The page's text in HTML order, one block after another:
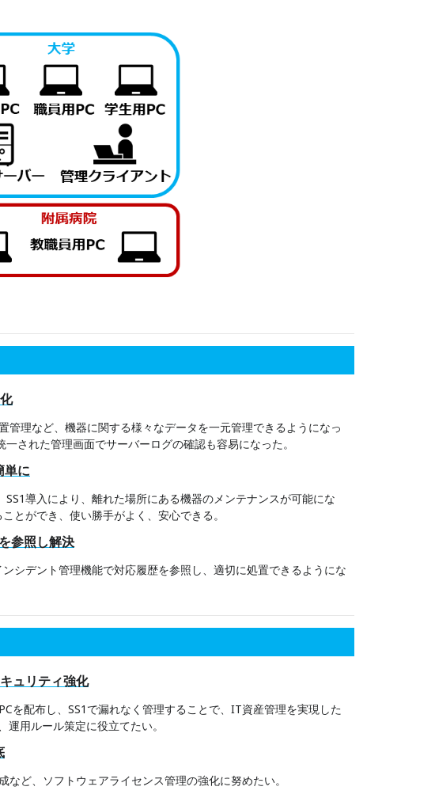
理など、機器に関する様々なデータを一元管理できるようになっ
された管理画面でサーバーログの確認も容易になった。
単に
導入により、離れた場所にある機器のメンテナンスが可能にな
とができ、使い勝手がよく、安心できる。
参照し解決
シデント管理機能で対応履歴を参照し、適切に処置できるようにな
ュリティ強化
を配布し、SS1で漏れなく管理することで、IT資産管理を実現した
用ルール策定に役立てたい。
ど、ソフトウェアライセンス管理の強化に努めたい。